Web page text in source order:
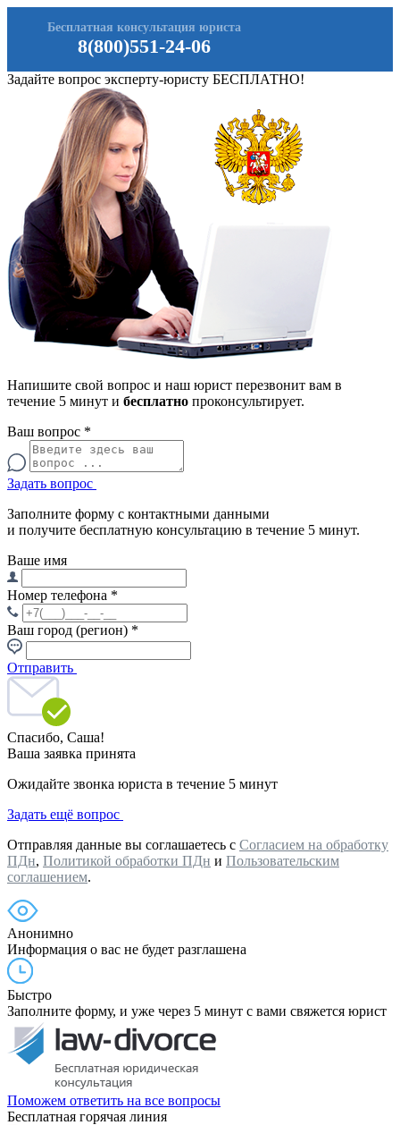
8(800)551-24-06
Бесплатная консультация юриста
Задайте вопрос эксперту-юристу БЕСПЛАТНО!
Напишите свой вопрос и наш юрист перезвонит вам в
течение 5 минут и бесплатно проконсультирует.
Ваш вопрос *
Задать вопрос
Заполните форму с контактными данными
и получите бесплатную консультацию в течение 5 минут.
Ваше имя
Номер телефона *
Ваш город (регион) *
Отправить
Спасибо, Саша!
Ваша заявка принята
Ожидайте звонка юриста в течение 5 минут
Задать ещё вопрос
Отправляя данные вы соглашаетесь с Согласием на обработку
ПДн, Политикой обработки ПДн и Пользовательским
соглашением.
Анонимно
Информация о вас не будет разглашена
Быстро
Заполните форму, и уже через 5 минут с вами свяжется юрист
Поможем ответить на все вопросы
Бесплатная горячая линия